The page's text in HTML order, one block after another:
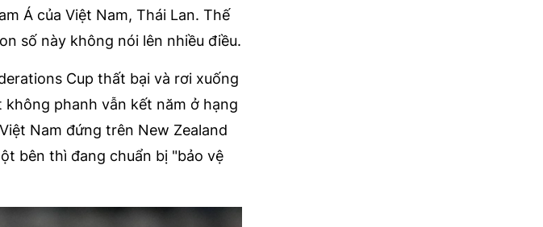
Á của Việt Nam, Thái Lan. Thế
số này không nói lên nhiều điều.
Cup thất bại và rơi xuống
không phanh vẫn kết năm ở hạng
Nam đứng trên New Zealand
bên thì đang chuẩn bị "bảo vệ